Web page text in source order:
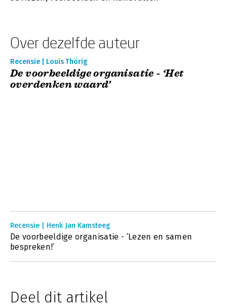
Over dezelfde auteur
Recensie | Louis Thörig
De voorbeeldige organisatie - ‘Het
overdenken waard’
Recensie | Henk Jan Kamsteeg
De voorbeeldige organisatie - ‘Lezen en samen
bespreken!’
Deel dit artikel